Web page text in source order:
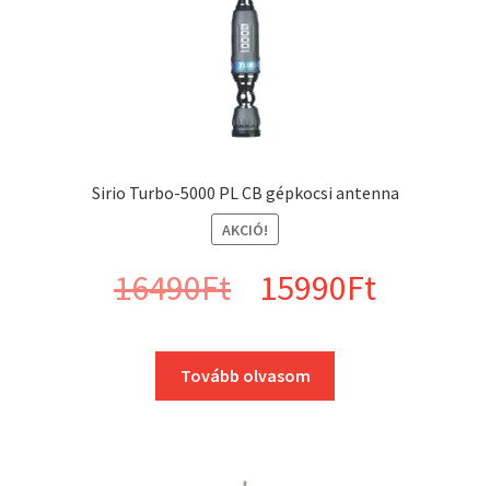
Sirio Turbo-5000 PL CB gépkocsi antenna
AKCIÓ!
16490Ft
Original
price
was:
15990Ft
Tovább olvasom